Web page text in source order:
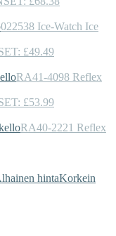
022538 Ice-Watch Ice
£49.49
RA41-4098 Reflex
£53.99
RA40-2221 Reflex
hintaKorkein